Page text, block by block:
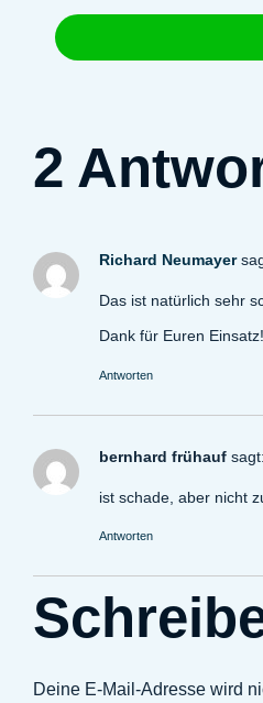
2
Richard Neumayer
Das ist natürlich sehr
Dank für Euren Einsatz!
Antworten
bernhard frühauf sagt:
ist schade, aber nicht
Antworten
Deine E-Mail-Adresse wird